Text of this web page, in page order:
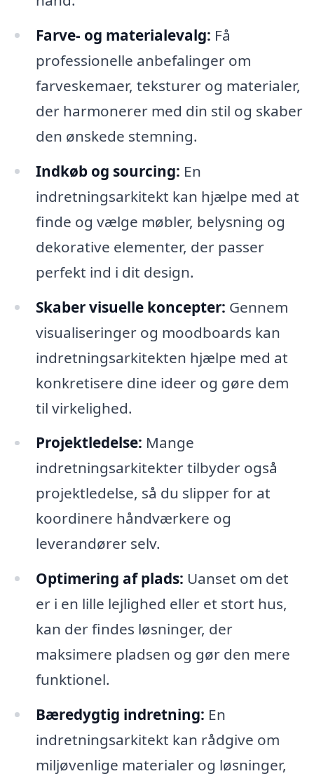
Farve- og materialevalg: Få
professionelle anbefalinger om
farveskemaer, teksturer og materialer,
der harmonerer med din stil og skaber
den ønskede stemning.
Indkøb og sourcing: En
indretningsarkitekt kan hjælpe med at
finde og vælge møbler, belysning og
dekorative elementer, der passer
perfekt ind i dit design.
Skaber visuelle koncepter: Gennem
visualiseringer og moodboards kan
indretningsarkitekten hjælpe med at
konkretisere dine ideer og gøre dem
til virkelighed.
Projektledelse: Mange
indretningsarkitekter tilbyder også
projektledelse, så du slipper for at
koordinere håndværkere og
leverandører selv.
Optimering af plads: Uanset om det
er i en lille lejlighed eller et stort hus,
kan der findes løsninger, der
maksimere pladsen og gør den mere
funktionel.
Bæredygtig indretning: En
indretningsarkitekt kan rådgive om
miljøvenlige materialer og løsninger,